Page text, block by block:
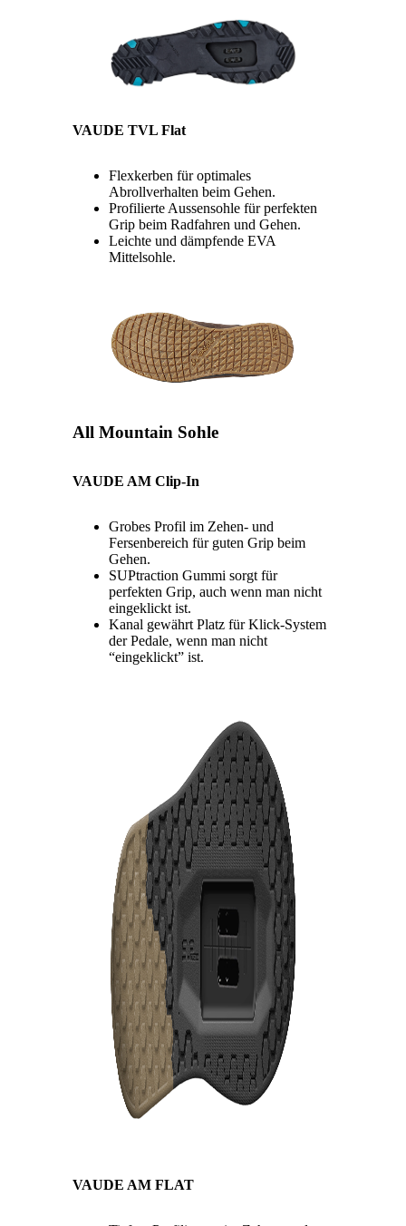
VAUDE TVL Flat
Flexkerben für optimales
Abrollverhalten beim Gehen.
Profilierte Aussensohle für perfekten
Grip beim Radfahren und Gehen.
Leichte und dämpfende EVA
Mittelsohle.
All Mountain Sohle
VAUDE AM Clip-In
Grobes Profil im Zehen- und
Fersenbereich für guten Grip beim
Gehen.
SUPtraction Gummi sorgt für
perfekten Grip, auch wenn man nicht
eingeklickt ist.
Kanal gewährt Platz für Klick-System
der Pedale, wenn man nicht
“eingeklickt” ist.
VAUDE AM FLAT